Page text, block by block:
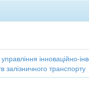
інноваційно-
залізничного транспорту